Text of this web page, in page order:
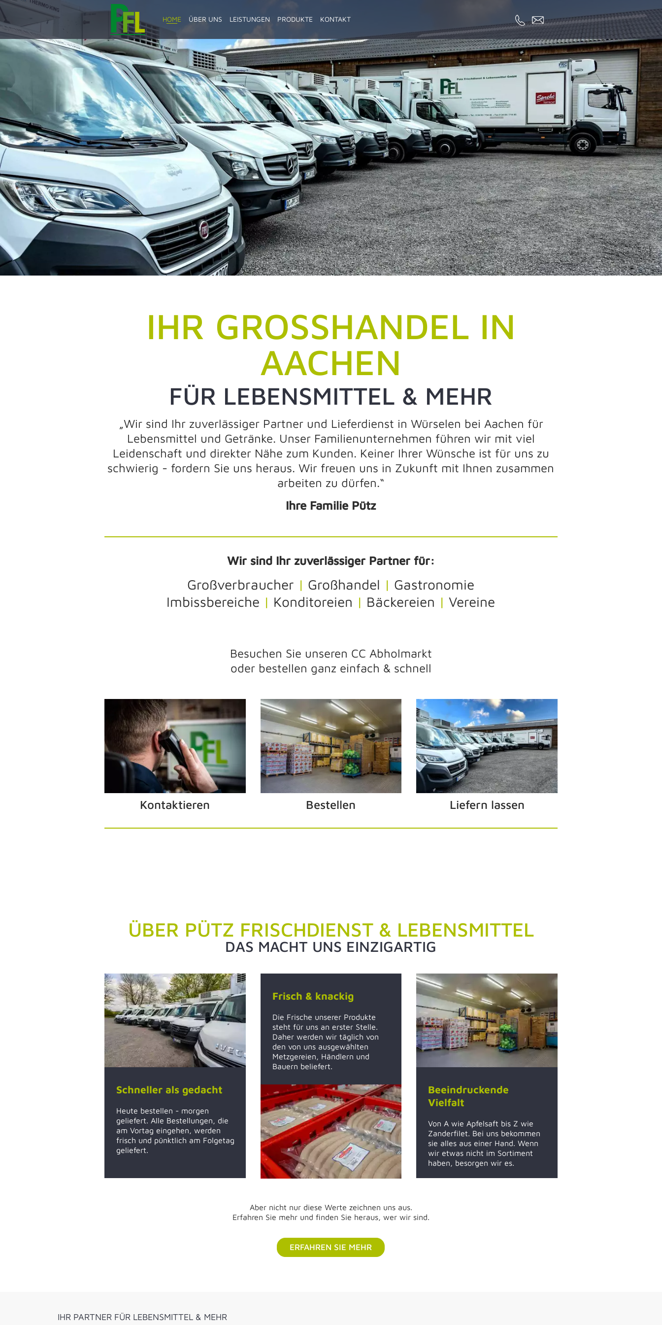
HOME ÜBER UNS LEISTUNGEN PRODUKTE KONTAKT
IHR GROSSHANDEL IN A
ACHEN
FÜR LEBENSMITTEL & MEHR
„Wir sind Ihr zuverlässiger Partner und Lieferdienst in Würselen bei Aachen für
Lebensmittel und Getränke. Unser Familienunternehmen führen wir mit viel
Leidenschaft und direkter Nähe zum Kunden. Keiner Ihrer Wünsche ist für uns zu
schwierig - fordern Sie uns heraus. Wir freuen uns in Zukunft mit Ihnen zusammen
arbeiten zu dürfen.“
Ihre Familie Pütz
Wir sind Ihr zuverlässiger Partner für:
Großverbraucher | Großhandel | Gastronomie
Imbissbereiche | Konditoreien | Bäckereien | Vereine
Besuchen Sie unseren CC Abholmarkt
oder bestellen ganz einfach & schnell
Kontaktieren Bestellen Liefern lassen
ÜBER PÜTZ FRISCHDIENST & LEBENSMITTEL
DAS MACHT UNS EINZIGARTIG
Schneller als gedacht
Heute bestellen - morgen
geliefert. Alle Bestellungen, die
am Vortag eingehen, werden
frisch und pünktlich am Folgetag
geliefert.
Frisch & knackig
Die Frische unserer Produkte
steht für uns an erster Stelle.
Daher werden wir täglich von
den von uns ausgewählten
Metzgereien, Händlern und
Bauern beliefert.
Beeindruckende
Vielfalt
Von A wie Apfelsaft bis Z wie
Zanderfilet. Bei uns bekommen
sie alles aus einer Hand. Wenn
wir etwas nicht im Sortiment
haben, besorgen wir es.
Aber nicht nur diese Werte zeichnen uns aus.
Erfahren Sie mehr und finden Sie heraus, wer wir sind.
ERFAHREN SIE MEHR
IHR PARTNER FÜR LEBENSMITTEL & MEHR